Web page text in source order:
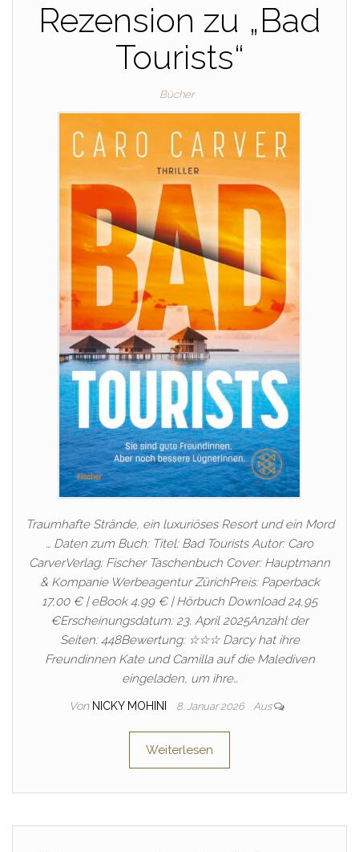
Rezension zu „Bad
Tourists“
Bücher
Traumhafte Strände, ein luxuriöses Resort und ein Mord
… Daten zum Buch: Titel: Bad Tourists Autor: Caro
CarverVerlag: Fischer Taschenbuch Cover: Hauptmann
& Kompanie Werbeagentur ZürichPreis: Paperback
17,00 € | eBook 4,99 € | Hörbuch Download 24,95
€Erscheinungsdatum: 23. April 2025Anzahl der
Seiten: 448Bewertung: ☆☆☆ Darcy hat ihre
Freundinnen Kate und Camilla auf die Malediven
eingeladen, um ihre…
Von NICKY MOHINI 8. Januar 2026 Aus
Weiterlesen